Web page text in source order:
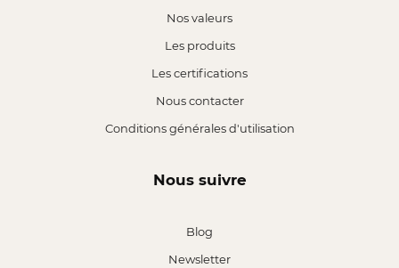
Nos valeurs
Les produits
Les certifications
Nous contacter
Conditions générales d'utilisation
Nous suivre
Blog
Newsletter